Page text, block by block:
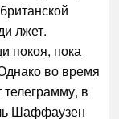
лжет.
покоя, пока
во время
в
Шаффаузен